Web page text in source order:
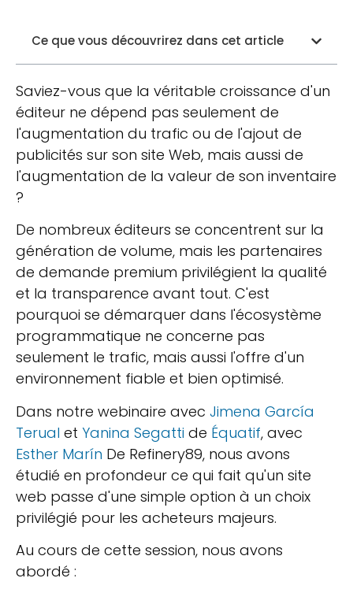
Ce que vous découvrirez dans cet article
Saviez-vous que la véritable croissance d'un
éditeur ne dépend pas seulement de
l'augmentation du trafic ou de l'ajout de
publicités sur son site Web, mais aussi de
l'augmentation de la valeur de son inventaire
?
De nombreux éditeurs se concentrent sur la
génération de volume, mais les partenaires
de demande premium privilégient la qualité
et la transparence avant tout. C'est
pourquoi se démarquer dans l'écosystème
programmatique ne concerne pas
seulement le trafic, mais aussi l'offre d'un
environnement fiable et bien optimisé.
Dans notre webinaire avec Jimena García
Terual et Yanina Segatti de Équatif, avec
Esther Marín De Refinery89, nous avons
étudié en profondeur ce qui fait qu'un site
web passe d'une simple option à un choix
privilégié pour les acheteurs majeurs.
Au cours de cette session, nous avons
abordé :